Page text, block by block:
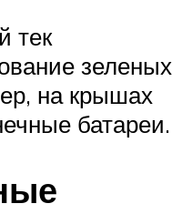
тек
зеленых
на крышах
батареи.